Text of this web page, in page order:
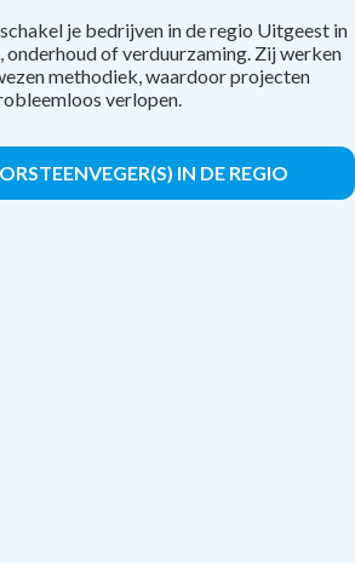
je bedrijven in de regio Uitgeest in
onderhoud of verduurzaming. Zij werken
methodiek, waardoor projecten
verlopen.
IN DE REGIO